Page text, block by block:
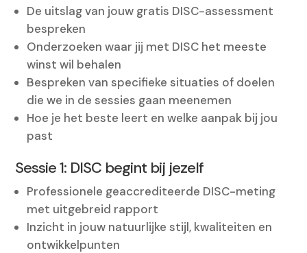
De uitslag van jouw gratis DISC-assessment
bespreken
Onderzoeken waar jij met DISC het meeste
winst wil behalen
Bespreken van specifieke situaties of doelen
die we in de sessies gaan meenemen
Hoe je het beste leert en welke aanpak bij jou
past
Sessie 1: DISC begint bij jezelf
Professionele geaccrediteerde DISC-meting
met uitgebreid rapport
Inzicht in jouw natuurlijke stijl, kwaliteiten en
ontwikkelpunten